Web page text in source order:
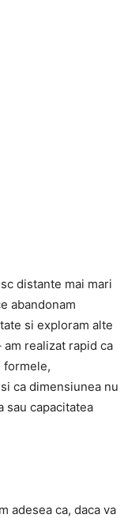
distante mai mari
abandonam
si exploram alte
realizat rapid ca
formele,
ca dimensiunea nu
sau capacitatea
adesea ca, daca va